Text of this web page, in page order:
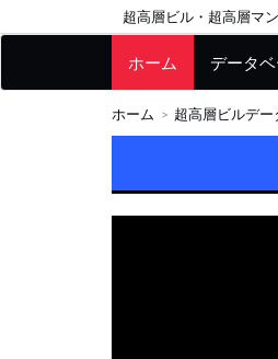
超高層ビル・超高層マ
ホーム データ
ホーム 超高層ビルデー